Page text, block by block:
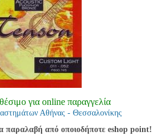
για online παραγγελία
Αθήνας - Θεσσαλονίκης
παραλαβή από οποιοδήποτε eshop point!